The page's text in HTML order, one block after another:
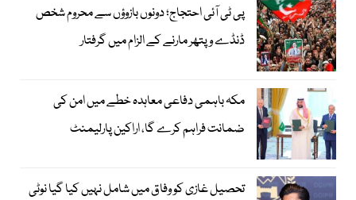
پی ٹی آئی احتجاج؛ دونوں بازوؤں سے محروم شخص
ڈنڈے و پتھر مارنے کے الزام میں گرفتار
مکہ باہمی دفاعی معاہدہ خطے میں امن کی
ضمانت فراہم کرے گا، اراکین پارلیمنٹ
تحصیل غازی کو وفاق میں شامل نہیں کیا گیا نوٹی